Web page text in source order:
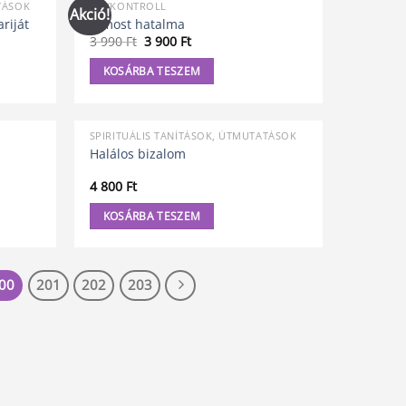
Akció!AGYKONTROLL
A most hatalma
3 990Ft Original
was:
3
3 900 FtCurrent
is:
3
KOSÁRBA TESZEM
SPIRITUÁLIS TANÍTÁSOK, ÚTMUTATÁSOK
Halálos bizalom
4 800 Ft
KOSÁRBA TESZEM
201 202 203